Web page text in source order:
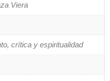
Viera
crítica y espiritualidad